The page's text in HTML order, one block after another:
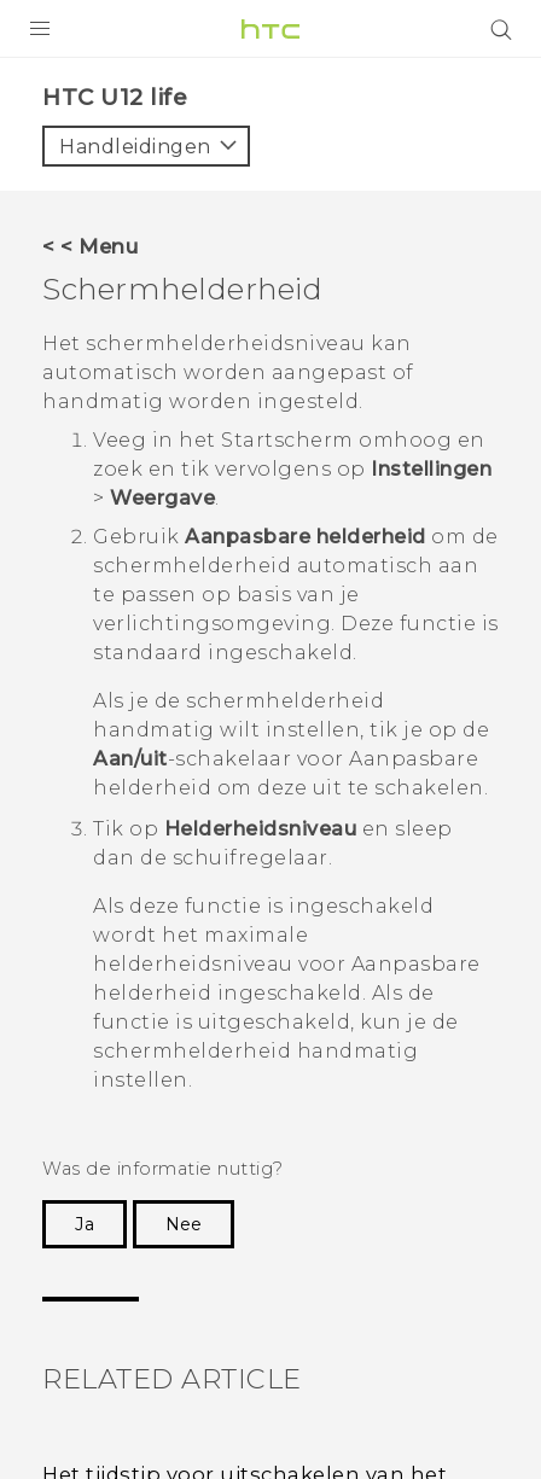
VIVE
HTC Club
SUPPORT
HTC-apparaten & -accessoires
VIVERSE
Aanmelden
HTC U12 life‎
Handleidingen
< < Menu
Schermhelderheid
Het schermhelderheidsniveau kan
automatisch worden aangepast of
handmatig worden ingesteld.
Veeg in het Startscherm omhoog en
zoek en tik vervolgens op
Instellingen
> Weergave.
Gebruik Aanpasbare helderheid om de
schermhelderheid automatisch aan
te passen op basis van je
verlichtingsomgeving. Deze functie is
standaard ingeschakeld.
Als je de schermhelderheid
handmatig wilt instellen, tik je op de
Aan/uit-schakelaar voor Aanpasbare
helderheid om deze uit te schakelen.
Tik op Helderheidsniveau en sleep
dan de schuifregelaar.
Als deze functie is ingeschakeld
wordt het maximale
helderheidsniveau voor Aanpasbare
helderheid ingeschakeld. Als de
functie is uitgeschakeld, kun je de
schermhelderheid handmatig
instellen.
Was de informatie nuttig?
Ja
Nee
RELATED ARTICLE